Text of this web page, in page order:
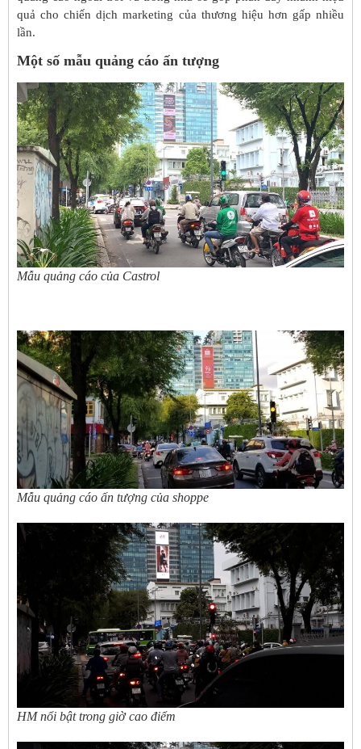
quả cho chiến dịch marketing của thương hiệu hơn gấp nhiều
lần.
Một số mẫu quảng cáo ấn tượng
Mẫu quảng cáo của Castrol
Mẫu quảng cáo ấn tượng của shoppe
HM nổi bật trong giờ cao điểm